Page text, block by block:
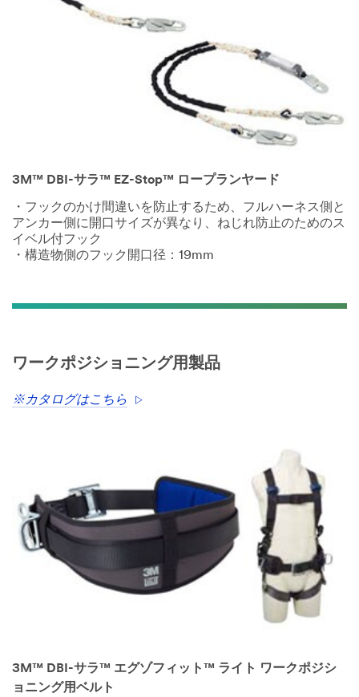
3M™ DBI-サラ™ EZ-Stop™ ロープランヤード
・フックのかけ間違いを防止するため、フルハーネス側と
アンカー側に開口サイズが異なり、ねじれ防止のためのス
イベル付フック
・構造物側のフック開口径：19mm
ワークポジショニング用製品
※カタログはこちら
3M™ DBI-サラ™ エグゾフィット™ ライト ワークポジシ
ョニング用ベルト